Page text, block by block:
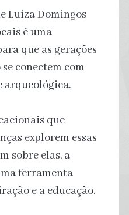
Luiza Domingos
é uma
que as gerações
conectem com
arqueológica.
que
explorem essas
sobre elas, a
ferramenta
e a educação.